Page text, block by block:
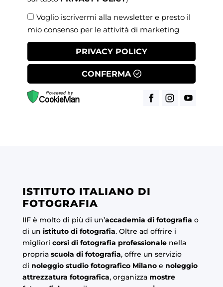
Voglio iscrivermi alla newsletter e presto il
mio consenso per le attività di marketing
PRIVACY POLICY
CONFERMA
ISTITUTO ITALIANO DI
FOTOGRAFIA
IIF è molto di più di un’accademia di fotografia o
di un istituto di fotografia. Oltre ad offrire i
migliori corsi di fotografia professionalenella
propria scuola di fotografia, offre un servizio
di noleggio studio fotografico Milano e noleggio
attrezzatura fotografica, organizza mostre